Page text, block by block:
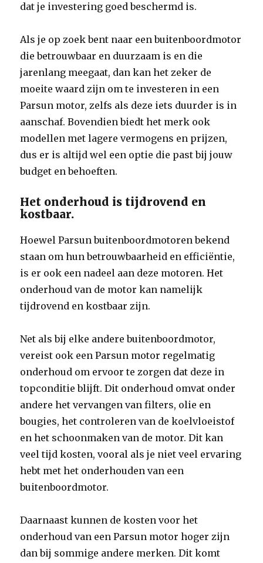
dat je investering goed beschermd is.
Als je op zoek bent naar een buitenboordmotor
die betrouwbaar en duurzaam is en die
jarenlang meegaat, dan kan het zeker de
moeite waard zijn om te investeren in een
Parsun motor, zelfs als deze iets duurder is in
aanschaf. Bovendien biedt het merk ook
modellen met lagere vermogens en prijzen,
dus er is altijd wel een optie die past bij jouw
budget en behoeften.
Het onderhoud is tijdrovend en
kostbaar.
Hoewel Parsun buitenboordmotoren bekend
staan om hun betrouwbaarheid en efficiëntie,
is er ook een nadeel aan deze motoren. Het
onderhoud van de motor kan namelijk
tijdrovend en kostbaar zijn.
Net als bij elke andere buitenboordmotor,
vereist ook een Parsun motor regelmatig
onderhoud om ervoor te zorgen dat deze in
topconditie blijft. Dit onderhoud omvat onder
andere het vervangen van filters, olie en
bougies, het controleren van de koelvloeistof
en het schoonmaken van de motor. Dit kan
veel tijd kosten, vooral als je niet veel ervaring
hebt met het onderhouden van een
buitenboordmotor.
Daarnaast kunnen de kosten voor het
onderhoud van een Parsun motor hoger zijn
dan bij sommige andere merken. Dit komt